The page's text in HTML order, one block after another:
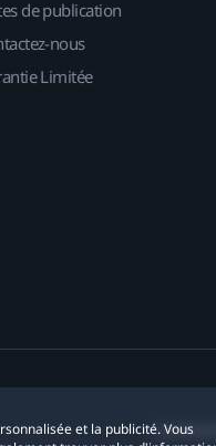
et la publicité. Vous
de publication
nous
Limitée